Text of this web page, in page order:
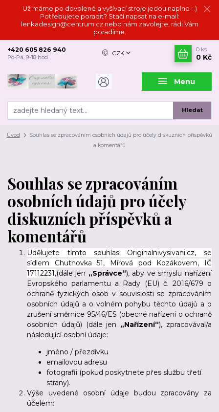
Už máme po dovolené a vyšívací stroje jedou naplno :-)
Potřebujete poradit? Stačí napsat na e-mail:
lenkadesign@centrum.cz nebo nám zavolejte, rádi Vám
poradíme.
Menu
CZK
Hledat
+420 605 826 940
Po-Pá, 9-18 hod.
0 ks
0 Kč
Úvod
Souhlas se zpracováním osobních údajů pro účely diskuzních příspěvků
a komentářů
Souhlas se zpracováním
osobních údajů pro účely
diskuzních příspěvků a
komentářů
Udělujete tímto souhlas Originalnivysivani.cz, se
sídlem Chutnovka 51, Mírová pod Kozákovem, IČ
17112231,(dále jen „Správce“), aby ve smyslu nařízení
Evropského parlamentu a Rady (EU) č. 2016/679 o
ochraně fyzických osob v souvislosti se zpracováním
osobních údajů a o volném pohybu těchto údajů a o
zrušení směrnice 95/46/ES (obecné nařízení o ochraně
osobních údajů) (dále jen „Nařízení“), zpracovával/a
následující osobní údaje:
jméno / přezdívku
emailovou adresu
fotografii (pokud poskytnete přes službu třetí
strany).
Výše uvedené osobní údaje budou zpracovány za
účelem: